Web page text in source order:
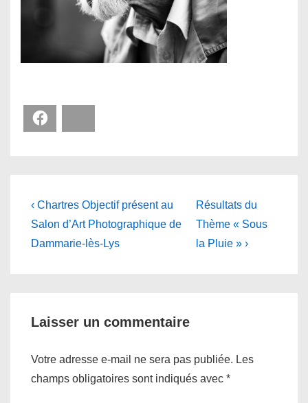
Navigation
de
l’article
Previous
Post
is
‹ Chartres Objectif présent au
Salon d’Art Photographique de
Dammarie-lès-Lys
Next
Post
is
Résultats du
Thème « Sous
la Pluie » ›
Laisser un commentaire
Votre adresse e-mail ne sera pas publiée. Les
champs obligatoires sont indiqués avec *